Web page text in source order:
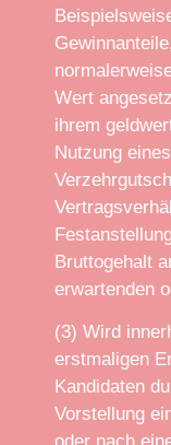
Wert
ihrem
Nutzung
Bruttogehalt
erwartenden
(3) Wird
erstmaligen
Kandidaten
Vorstellung